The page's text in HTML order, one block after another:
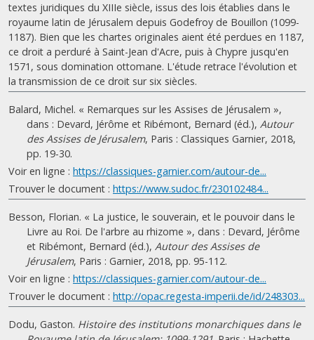
textes juridiques du XIIIe siècle, issus des lois établies dans le
royaume latin de Jérusalem depuis Godefroy de Bouillon (1099-
1187). Bien que les chartes originales aient été perdues en 1187,
ce droit a perduré à Saint-Jean d'Acre, puis à Chypre jusqu'en
1571, sous domination ottomane. L'étude retrace l'évolution et
la transmission de ce droit sur six siècles.
Balard, Michel. « Remarques sur les Assises de Jérusalem »,
dans : Devard, Jérôme et Ribémont, Bernard (éd.), Autour
des Assises de Jérusalem, Paris : Classiques Garnier, 2018,
pp. 19-30.
Voir en ligne : https://classiques-garnier.com/autour-de...
Trouver le document : https://www.sudoc.fr/230102484...
Besson, Florian. « La justice, le souverain, et le pouvoir dans le
Livre au Roi. De l'arbre au rhizome », dans : Devard, Jérôme
et Ribémont, Bernard (éd.), Autour des Assises de
Jérusalem, Paris : Garnier, 2018, pp. 95-112.
Voir en ligne : https://classiques-garnier.com/autour-de...
Trouver le document : http://opac.regesta-imperii.de/id/248303...
Dodu, Gaston. Histoire des institutions monarchiques dans le